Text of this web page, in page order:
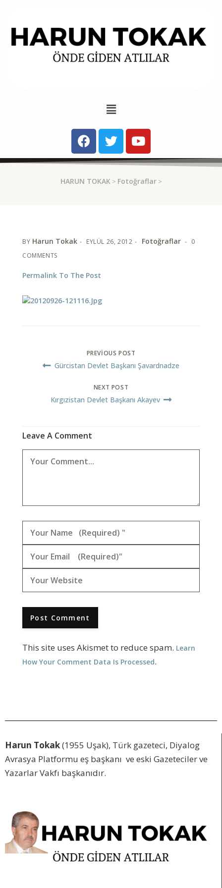
HARUN TOKAK > Fotoğraflar>
BY Harun Tokak EYLÜL 26, 2012 Fotoğraflar
0
COMMENTS
Permalink To The Post
PREVIOUS POST
Gürcistan Devlet Başkanı Şavardnadze
NEXT POST
Kırgızistan Devlet Başkanı Akayev
Leave A Comment
This site uses Akismet to reduce spam. Learn
How Your Comment Data Is Processed.
Harun Tokak(1955 Uşak), Türk gazeteci, Diyalog
Avrasya Platformu eş başkanı ve eski Gazeteciler ve
Yazarlar Vakfı başkanıdır.